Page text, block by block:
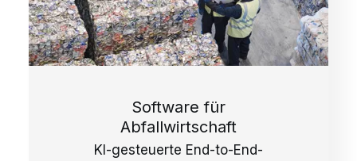
Software für
Abfallwirtschaft
KI-gesteuerte End-to-End-